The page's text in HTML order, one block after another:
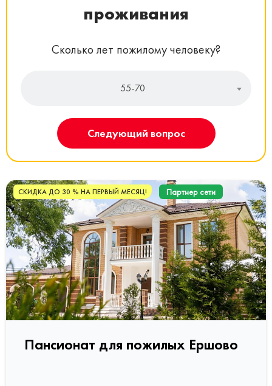
проживания
Сколько лет пожилому человеку?
55-70
Следующий вопрос
СКИДКА ДО 30 % НА ПЕРВЫЙ МЕСЯЦ! Партнер сети
Пансионат для пожилых Ершово